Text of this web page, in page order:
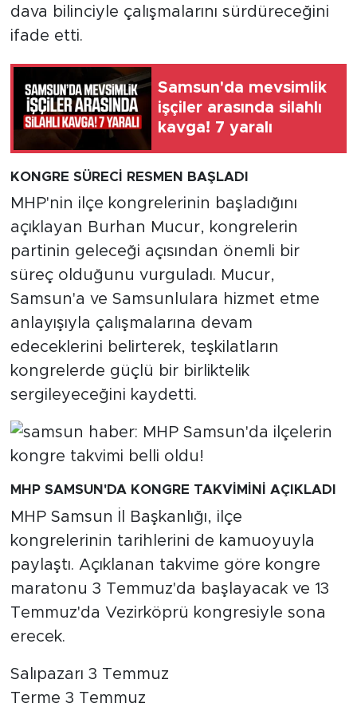
dava bilinciyle çalışmalarını sürdüreceğini
ifade etti.
Samsun'da mevsimlik
işçiler arasında silahlı
kavga! 7 yaralı
KONGRE SÜRECİ RESMEN BAŞLADI
MHP'nin ilçe kongrelerinin başladığını
açıklayan Burhan Mucur, kongrelerin
partinin geleceği açısından önemli bir
süreç olduğunu vurguladı. Mucur,
Samsun'a ve Samsunlulara hizmet etme
anlayışıyla çalışmalarına devam
edeceklerini belirterek, teşkilatların
kongrelerde güçlü bir birliktelik
sergileyeceğini kaydetti.
MHP SAMSUN'DA KONGRE TAKVİMİNİ AÇIKLADI
MHP Samsun İl Başkanlığı, ilçe
kongrelerinin tarihlerini de kamuoyuyla
paylaştı. Açıklanan takvime göre kongre
maratonu 3 Temmuz'da başlayacak ve 13
Temmuz'da Vezirköprü kongresiyle sona
erecek.
Salıpazarı 3 Temmuz
Terme 3 Temmuz